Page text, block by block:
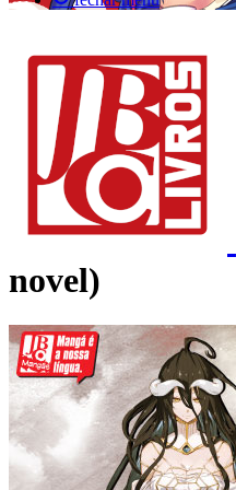
novel)